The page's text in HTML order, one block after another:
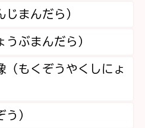
まんだら）
ぶまんだら）
（もくぞうやくしにょ
）